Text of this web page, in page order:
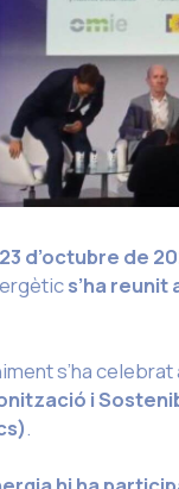
23 d’octubre de
s’ha reunit
s’ha celebrat
i
.